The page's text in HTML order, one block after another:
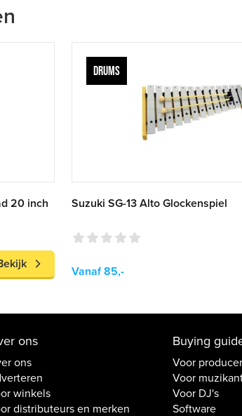
20 inch
DRUMS
Suzuki SG-13 Alto Glockenspiel
Vanaf 85,-
ons
ons
winkels
distributeurs en merken
Buying
Voor
Voor
Voor DJ's
Software